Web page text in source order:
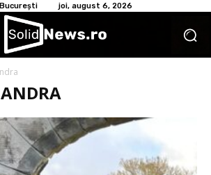
București joi, august 6, 2026